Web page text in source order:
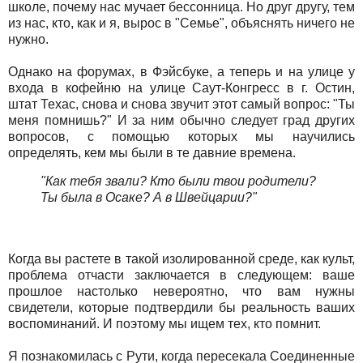
школе, почему нас мучает бессонница. Но друг другу, тем
из нас, кто, как и я, вырос в "Семье", объяснять ничего не
нужно.
Однако на форумах, в Фэйсбуке, а теперь и на улице у
входа в кофейню на улице Саут-Конгресс в г. Остин,
штат Техас, снова и снова звучит этот самый вопрос: "Ты
меня помнишь?" И за ним обычно следует град других
вопросов, с помощью которых мы научились
определять, кем мы были в те давние времена.
"Как тебя звали? Кто были твои родители?
Ты была в Осаке? А в Швейцарии?"
Когда вы растете в такой изолированной среде, как культ,
проблема отчасти заключается в следующем: ваше
прошлое настолько невероятно, что вам нужны
свидетели, которые подтвердили бы реальность ваших
воспоминаний. И поэтому мы ищем тех, кто помнит.
Я познакомилась с Рути, когда пересекала Соединенные